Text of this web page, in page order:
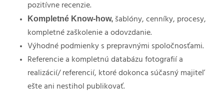
pozitívne recenzie.
Kompletné Know-how, šablóny, cenníky, procesy,
kompletné zaškolenie a odovzdanie.
Výhodné podmienky s prepravnými spoločnosťami.
Referencie a kompletnú databázu fotografií a
realizácií/ referencií, ktoré dokonca súčasný majiteľ
ešte ani nestihol publikovať.